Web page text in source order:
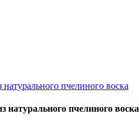
пчелиного воска